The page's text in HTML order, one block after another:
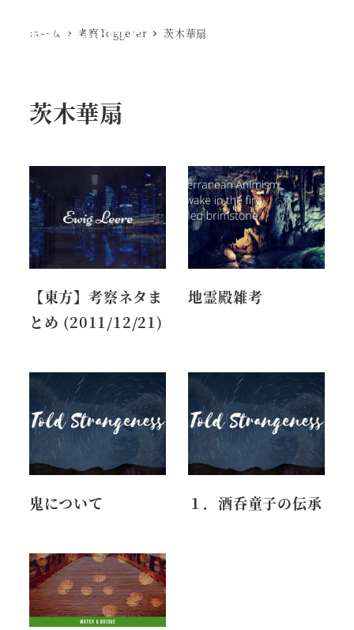
Ewig Leere
ホーム 考察Toggeter 茨木華扇
茨木華扇
【東方】考察ネタま
とめ (2011/12/21)
地霊殿雑考
鬼について １．酒呑童子の伝承